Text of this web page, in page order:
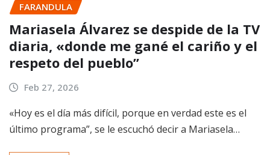
FARANDULA
Mariasela Álvarez se despide de la TV
diaria, «donde me gané el cariño y el
respeto del pueblo”
Feb 27, 2026
«Hoy es el día más difícil, porque en verdad este es el
último programa”, se le escuchó decir a Mariasela…